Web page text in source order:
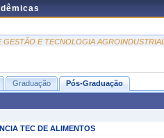
E TECNOLOGIA AGROINDUSTRIAL
Graduação Pós-Graduação
TEC DE ALIMENTOS